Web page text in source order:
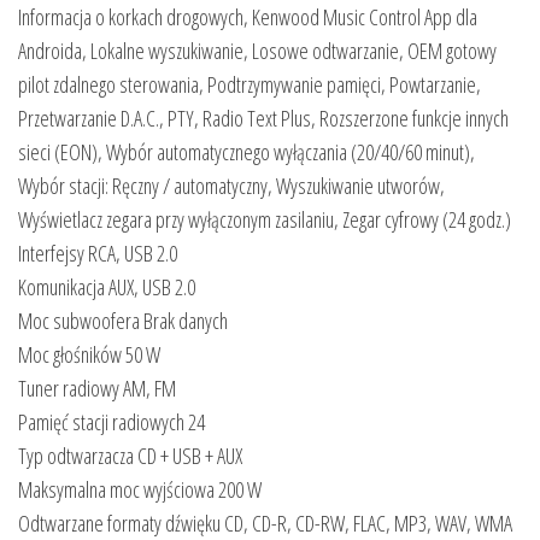
Informacja o korkach drogowych, Kenwood Music Control App dla
Androida, Lokalne wyszukiwanie, Losowe odtwarzanie, OEM gotowy
pilot zdalnego sterowania, Podtrzymywanie pamięci, Powtarzanie,
Przetwarzanie D.A.C., PTY, Radio Text Plus, Rozszerzone funkcje innych
sieci (EON), Wybór automatycznego wyłączania (20/40/60 minut),
Wybór stacji: Ręczny / automatyczny, Wyszukiwanie utworów,
Wyświetlacz zegara przy wyłączonym zasilaniu, Zegar cyfrowy (24 godz.)
Interfejsy RCA, USB 2.0
Komunikacja AUX, USB 2.0
Moc subwoofera Brak danych
Moc głośników 50 W
Tuner radiowy AM, FM
Pamięć stacji radiowych 24
Typ odtwarzacza CD + USB + AUX
Maksymalna moc wyjściowa 200 W
Odtwarzane formaty dźwięku CD, CD-R, CD-RW, FLAC, MP3, WAV, WMA